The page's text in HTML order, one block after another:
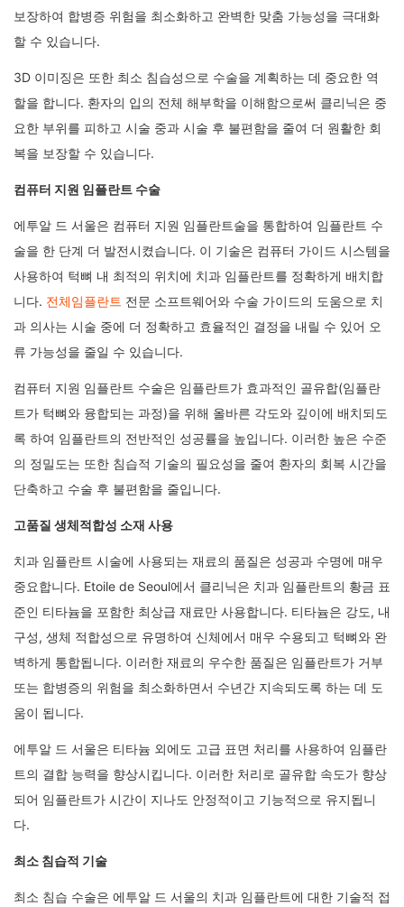
보장하여 합병증 위험을 최소화하고 완벽한 맞춤 가능성을 극대화
할 수 있습니다.
3D 이미징은 또한 최소 침습성으로 수술을 계획하는 데 중요한 역
할을 합니다. 환자의 입의 전체 해부학을 이해함으로써 클리닉은 중
요한 부위를 피하고 시술 중과 시술 후 불편함을 줄여 더 원활한 회
복을 보장할 수 있습니다.
컴퓨터 지원 임플란트 수술
에투알 드 서울은 컴퓨터 지원 임플란트술을 통합하여 임플란트 수
술을 한 단계 더 발전시켰습니다. 이 기술은 컴퓨터 가이드 시스템을
사용하여 턱뼈 내 최적의 위치에 치과 임플란트를 정확하게 배치합
니다. 전체임플란트 전문 소프트웨어와 수술 가이드의 도움으로 치
과 의사는 시술 중에 더 정확하고 효율적인 결정을 내릴 수 있어 오
류 가능성을 줄일 수 있습니다.
컴퓨터 지원 임플란트 수술은 임플란트가 효과적인 골유합(임플란
트가 턱뼈와 융합되는 과정)을 위해 올바른 각도와 깊이에 배치되도
록 하여 임플란트의 전반적인 성공률을 높입니다. 이러한 높은 수준
의 정밀도는 또한 침습적 기술의 필요성을 줄여 환자의 회복 시간을
단축하고 수술 후 불편함을 줄입니다.
고품질 생체적합성 소재 사용
치과 임플란트 시술에 사용되는 재료의 품질은 성공과 수명에 매우
중요합니다. Etoile de Seoul에서 클리닉은 치과 임플란트의 황금 표
준인 티타늄을 포함한 최상급 재료만 사용합니다. 티타늄은 강도, 내
구성, 생체 적합성으로 유명하여 신체에서 매우 수용되고 턱뼈와 완
벽하게 통합됩니다. 이러한 재료의 우수한 품질은 임플란트가 거부
또는 합병증의 위험을 최소화하면서 수년간 지속되도록 하는 데 도
움이 됩니다.
에투알 드 서울은 티타늄 외에도 고급 표면 처리를 사용하여 임플란
트의 결합 능력을 향상시킵니다. 이러한 처리로 골유합 속도가 향상
되어 임플란트가 시간이 지나도 안정적이고 기능적으로 유지됩니
다.
최소 침습적 기술
최소 침습 수술은 에투알 드 서울의 치과 임플란트에 대한 기술적 접